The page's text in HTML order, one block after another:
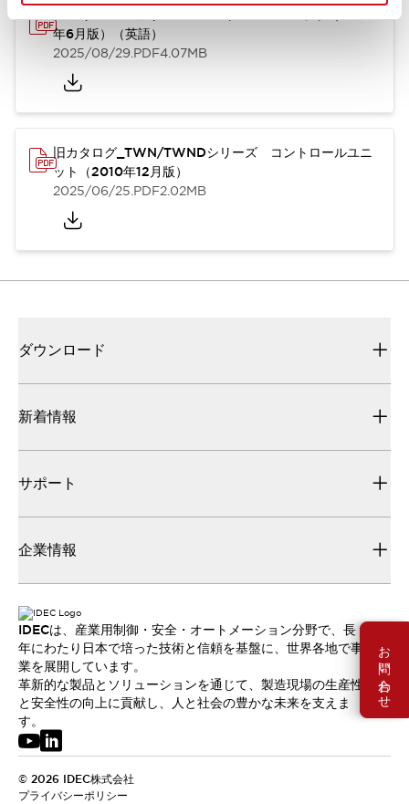
お問い合わせ
年6月版）（英語）
2025/08/29.PDF4.07MB
旧カタログ_TWN/TWNDシリーズ コントロールユニ
ット（2010年12月版）
2025/06/25.PDF2.02MB
ダウンロード
新着情報
サポート
企業情報
IDECは、産業用制御・安全・オートメーション分野で、長
年にわたり日本で培った技術と信頼を基盤に、世界各地で事
業を展開しています。
革新的な製品とソリューションを通じて、製造現場の生産性
と安全性の向上に貢献し、人と社会の豊かな未来を支えま
す。
© 2026 IDEC株式会社
プライバシーポリシー